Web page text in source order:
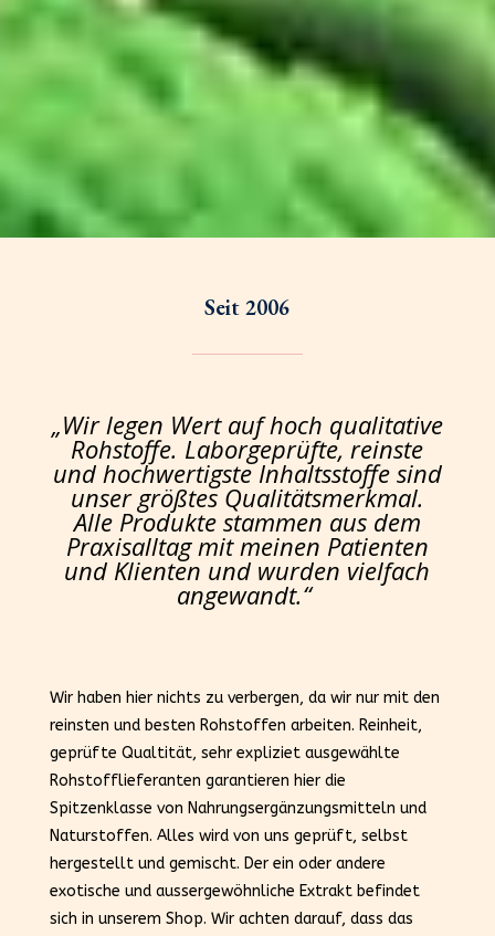
Seit 2006
„Wir legen Wert auf hoch qualitative
Rohstoffe. Laborgeprüfte, reinste
und hochwertigste Inhaltsstoffe sind
unser größtes Qualitätsmerkmal.
Alle Produkte stammen aus dem
Praxisalltag mit meinen Patienten
und Klienten und wurden vielfach
angewandt.“
Wir haben hier nichts zu verbergen, da wir nur mit den
reinsten und besten Rohstoffen arbeiten. Reinheit,
geprüfte Qualtität, sehr expliziet ausgewählte
Rohstofflieferanten garantieren hier die
Spitzenklasse von Nahrungsergänzungsmitteln und
Naturstoffen. Alles wird von uns geprüft, selbst
hergestellt und gemischt. Der ein oder andere
exotische und aussergewöhnliche Extrakt befindet
sich in unserem Shop. Wir achten darauf, dass das